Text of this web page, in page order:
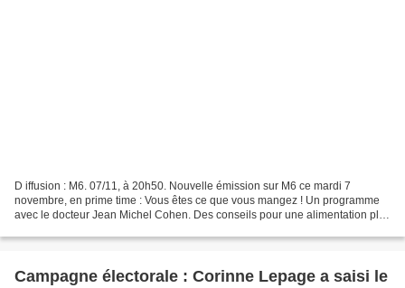
D iffusion : M6. 07/11, à 20h50. Nouvelle émission sur M6 ce mardi 7
novembre, en prime time : Vous êtes ce que vous mangez ! Un programme
avec le docteur Jean Michel Cohen. Des conseils pour une alimentation plus
Campagne électorale : Corinne Lepage a saisi le